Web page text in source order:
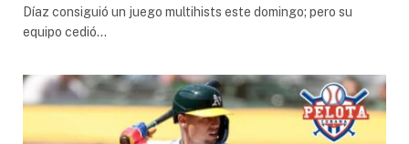
Díaz consiguió un juego multihists este domingo; pero su
equipo cedió…